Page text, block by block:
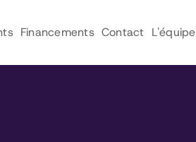
Financements Contact L'équipe